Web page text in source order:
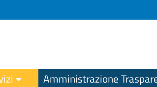
Amministrazione